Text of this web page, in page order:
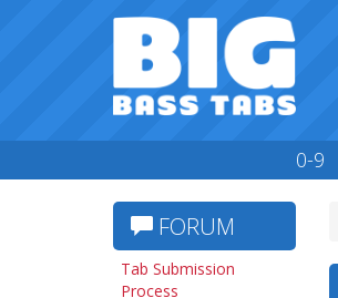
0-9
FORUM
Tab Submission
Process